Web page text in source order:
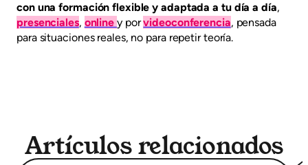
con una formación flexible y adaptada a tu día a día,
presenciales, online y porvideoconferencia, pensada
para situaciones reales, no para repetir teoría.
Artículos relacionados